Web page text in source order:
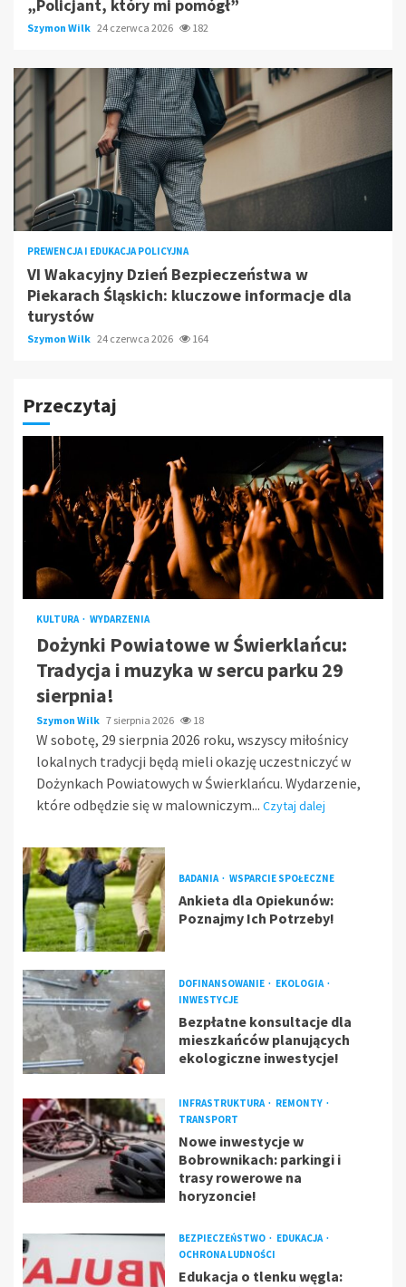
„Policjant, który mi pomógł”
Szymon Wilk 24 czerwca 2026 182
PREWENCJA I EDUKACJA POLICYJNA
VI Wakacyjny Dzień Bezpieczeństwa w
Piekarach Śląskich: kluczowe informacje dla
turystów
Szymon Wilk 24 czerwca 2026 164
Przeczytaj
KULTURA WYDARZENIA
Dożynki Powiatowe w Świerklańcu:
Tradycja i muzyka w sercu parku 29
sierpnia!
Szymon Wilk 7 sierpnia 2026 18
W sobotę, 29 sierpnia 2026 roku, wszyscy miłośnicy
lokalnych tradycji będą mieli okazję uczestniczyć w
Dożynkach Powiatowych w Świerklańcu. Wydarzenie,
które odbędzie się w malowniczym... Czytaj dalej
BADANIA WSPARCIE SPOŁECZNE
Ankieta dla Opiekunów:
Poznajmy Ich Potrzeby!
DOFINANSOWANIE
EKOLOGIA
INWESTYCJE
Bezpłatne konsultacje dla
mieszkańców planujących
ekologiczne inwestycje!
INFRASTRUKTURA
REMONTY
TRANSPORT
Nowe inwestycje w
Bobrownikach: parkingi i
trasy rowerowe na
horyzoncie!
BEZPIECZEŃSTWO
EDUKACJA
OCHRONA LUDNOŚCI
Edukacja o tlenku węgla: